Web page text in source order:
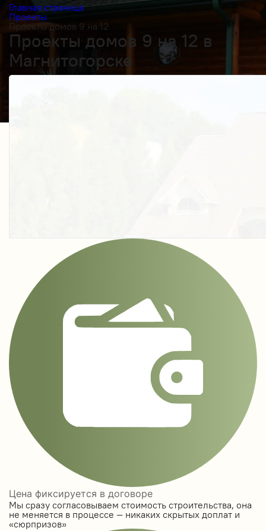
Главная страница
Проекты
Проекты домов 9 на 12
Проекты домов 9 на 12 в
Магнитогорске
Получить косультацию
Цена фиксируется в договоре
Мы сразу согласовываем стоимость строительства, она
не меняется в процессе — никаких скрытых доплат и
«сюрпризов»